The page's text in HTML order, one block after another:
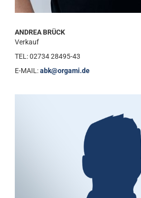
ANDREA BRÜCK
Verkauf
TEL: 02734 28495-43
E-MAIL:abk@orgami.de